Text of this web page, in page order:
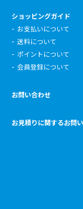
ショッピングガイド
お支払いについて
送料について
ポイントについて
会員登録について
お問い合わせ
お見積りに関するお問